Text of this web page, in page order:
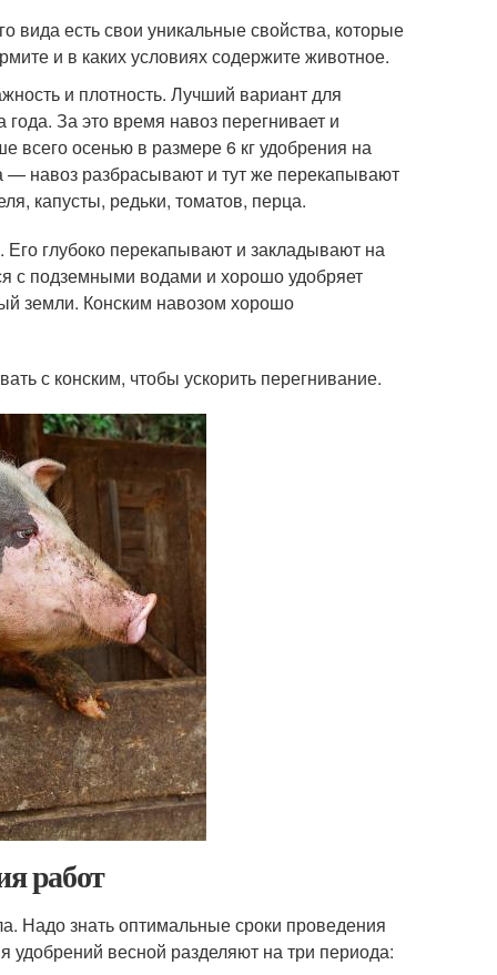
вида есть свои уникальные свойства, которые
и в каких условиях содержите животное.
и плотность. Лучший вариант для
За это время навоз перегнивает и
всего осенью в размере 6 кг удобрения на
— навоз разбрасывают и тут же перекапывают
капусты, редьки, томатов, перца.
глубоко перекапывают и закладывают на
с подземными водами и хорошо удобряет
земли. Конским навозом хорошо
с конским, чтобы ускорить перегнивание.
работ
Надо знать оптимальные сроки проведения
удобрений весной разделяют на три периода: